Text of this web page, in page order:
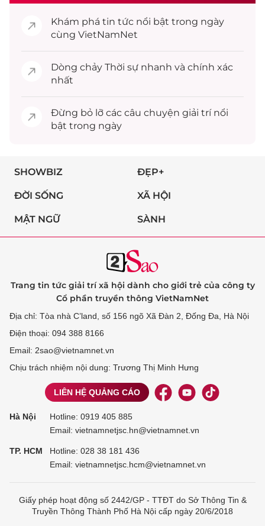
Khám phá tin tức nổi bật trong ngày
cùng VietNamNet
Dòng chảy Thời sự nhanh và chính xác
nhất
Đừng bỏ lỡ các câu chuyện giải trínổi
bật trong ngày
SHOWBIZ ĐẸP+
ĐỜI SỐNG XÃ HỘI
MẬT NGỮ SÀNH
Trang tin tức giải trí xã hội dành cho giới trẻ của công ty
Cổ phần truyền thông VietNamNet
Địa chỉ: Tòa nhà C’land, số 156 ngõ Xã Đàn 2, Đống Đa, Hà Nội
Điện thoại: 094 388 8166
Email: 2sao@vietnamnet.vn
Chịu trách nhiệm nội dung: Trương Thị Minh Hưng
LIÊN HỆ QUẢNG CÁO
Hà Nội Hotline: 0919 405 885
Email: vietnamnetjsc.hn@vietnamnet.vn
TP. HCM Hotline: 028 38 181 436
Email: vietnamnetjsc.hcm@vietnamnet.vn
Giấy phép hoạt động số 2442/GP - TTĐT do Sở Thông Tin &
Truyền Thông Thành Phố Hà Nội cấp ngày 20/6/2018